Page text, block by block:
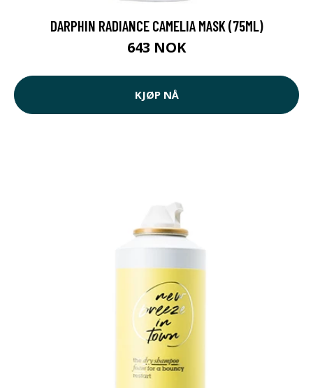
DARPHIN RADIANCE CAMELIA MASK (75ML)
643 NOK
KJØP NÅ